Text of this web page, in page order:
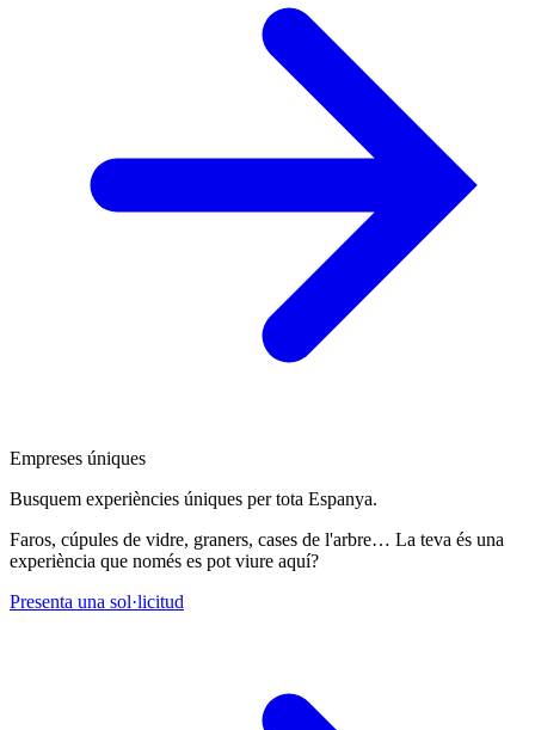
Empreses úniques
Busquem experiències úniques per tota Espanya.
Faros, cúpules de vidre, graners, cases de l'arbre… La teva és una
experiència que només es pot viure aquí?
Presenta una sol·licitud